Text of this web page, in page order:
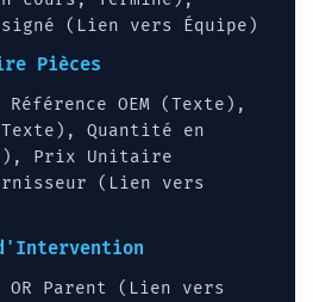
(Lien vers Équipe)
Pièces
Référence OEM (Texte),
Quantité en
Prix Unitaire
(Lien vers
OR Parent (Lien vers